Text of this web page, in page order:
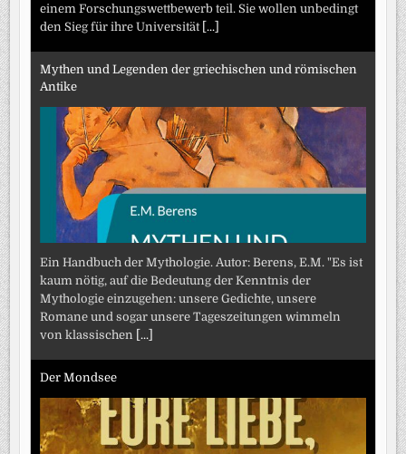
einem Forschungswettbewerb teil. Sie wollen unbedingt
den Sieg für ihre Universität [...]
Mythen und Legenden der griechischen und römischen
Antike
Ein Handbuch der Mythologie. Autor: Berens, E.M. "Es ist
kaum nötig, auf die Bedeutung der Kenntnis der
Mythologie einzugehen: unsere Gedichte, unsere
Romane und sogar unsere Tageszeitungen wimmeln
von klassischen [...]
Der Mondsee